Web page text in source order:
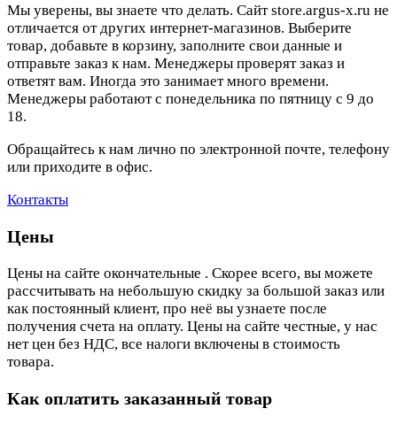
Мы уверены, вы знаете что делать. Сайт store.argus-x.ru не
отличается от других интернет-магазинов. Выберите
товар, добавьте в корзину, заполните свои данные и
отправьте заказ к нам. Менеджеры проверят заказ и
ответят вам. Иногда это занимает много времени.
Менеджеры работают с понедельника по пятницу с 9 до
18.
Обращайтесь к нам лично по электронной почте, телефону
или приходите в офис.
Контакты
Цены
Цены на сайте окончательные . Скорее всего, вы можете
рассчитывать на небольшую скидку за большой заказ или
как постоянный клиент, про неё вы узнаете после
получения счета на оплату. Цены на сайте честные, у нас
нет цен без НДС, все налоги включены в стоимость
товара.
Как оплатить заказанный товар